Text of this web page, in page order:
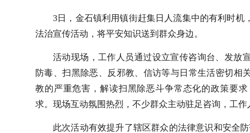
3日，金石镇利用镇街赶集日人流集中的有利时
法治宣传活动，将平安知识送到群众身边。
活动现场，工作人员通过设立宣传咨询台、发放
防毒、扫黑除恶、反邪教、信访等与日常生活密切相
教的严重危害，解读扫黑除恶斗争常态化的政策要
求。现场互动氛围热烈，不少群众主动驻足咨询，工作
此次活动有效提升了辖区群众的法律意识和安全